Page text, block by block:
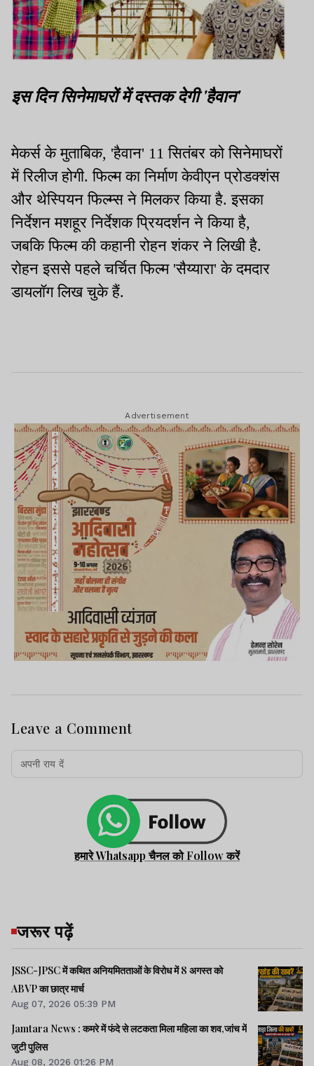
इस दिन सिनेमाघरों में दस्तक देगी 'हैवान'
मेकर्स के मुताबिक, 'हैवान' 11 सितंबर को सिनेमाघरों
में रिलीज होगी. फिल्म का निर्माण केवीएन प्रोडक्शंस
और थेस्पियन फिल्म्स ने मिलकर किया है. इसका
निर्देशन मशहूर निर्देशक प्रियदर्शन ने किया है,
जबकि फिल्म की कहानी रोहन शंकर ने लिखी है.
रोहन इससे पहले चर्चित फिल्म 'सैय्यारा' के दमदार
डायलॉग लिख चुके हैं.
Advertisement
Leave a Comment
हमारे Whatsapp चैनल को Follow करें
जरूर पढ़ें
JSSC-JPSC में कथित अनियमितताओं के विरोध में 8 अगस्त को
ABVP का छात्र मार्च
Aug 07, 2026 05:39 PM
Jamtara News : कमरे में फंदे से लटकता मिला महिला का शव,जांच में
जुटी पुलिस
Aug 08, 2026 01:26 PM